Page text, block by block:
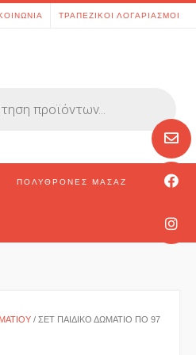
ΤΡΑΠΕΖΙΚΟΊ ΛΟΓΑΡΙΑΣΜΟΊ
Ελλάδα
ΠΟΛΥΘΡΌΝΕΣ ΜΑΣΆΖ
/ ΣΕΤ ΠΑΙΔΙΚΌ ΔΩΜΆΤΙΟ ΠΟ 97